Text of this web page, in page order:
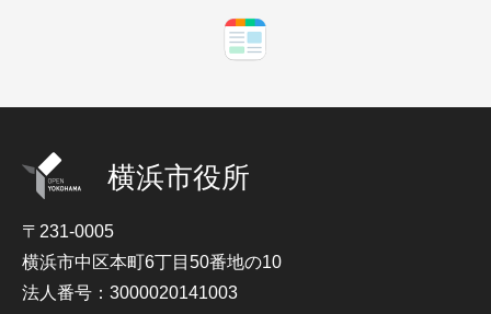
横浜市役所
〒231-0005
横浜市中区本町6丁目50番地の10
法人番号：3000020141003